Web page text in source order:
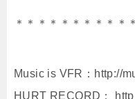
＊＊＊＊＊＊＊＊＊＊
Music is VFR：http://
HURT RECORD：